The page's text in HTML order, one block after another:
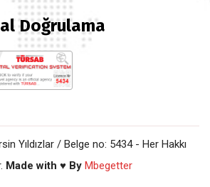
Doğrulama
Yıldızlar / Belge no: 5434 - Her Hakkı
Made with ♥ By Mbegetter